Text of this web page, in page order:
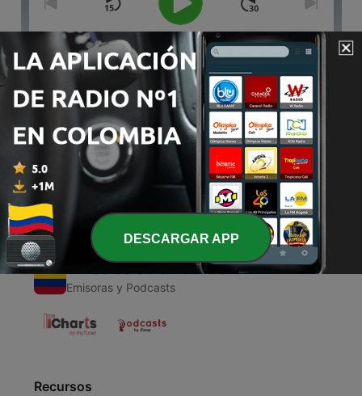
00:00 00:00
Episodios
1 - El entierro de las Religiones
16 sep. 2020
Emisoras Colombianas
Emisoras y Podcasts
Recursos
DESCARGAR APP